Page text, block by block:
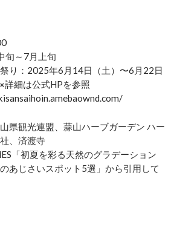
旬～7月上旬
り：2025年6月14日（土）〜6月22日
詳細は公式HPを参照
県観光連盟、蒜山ハーブガーデン ハー
、済渡寺
「初夏を彩る天然のグラデーション
あじさいスポット5選」から引用して